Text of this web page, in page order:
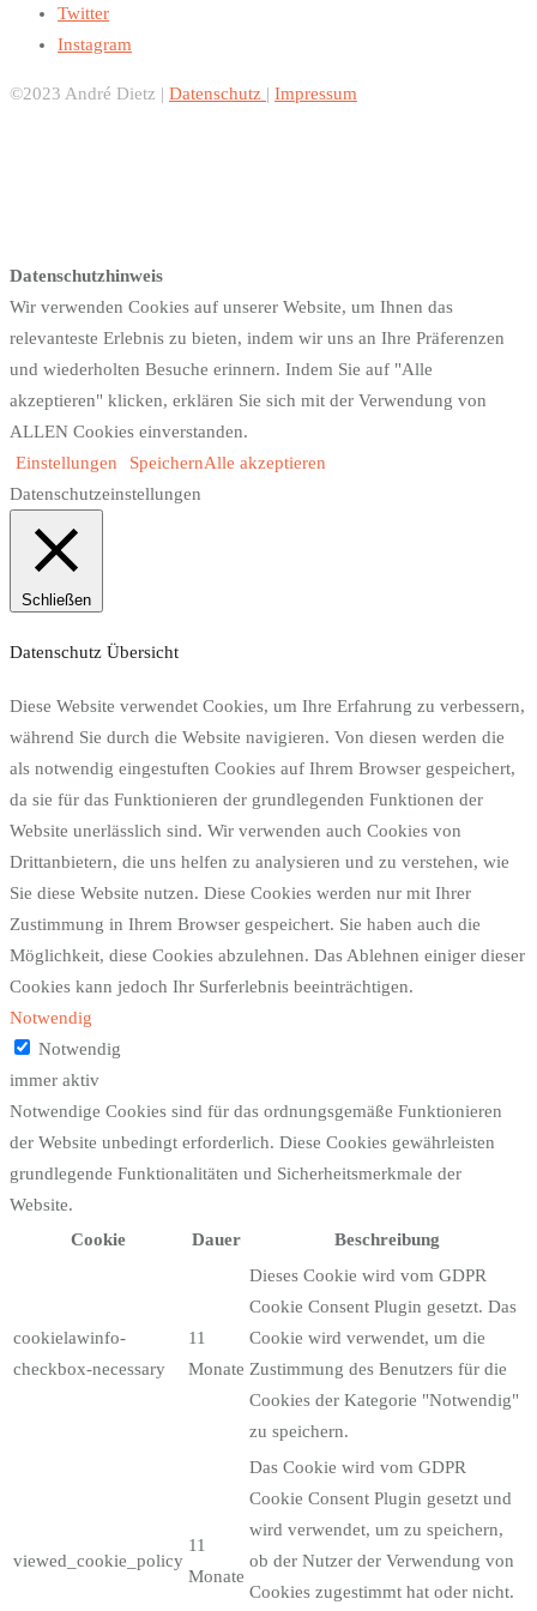
Twitter
Instagram
©2023 André Dietz | Datenschutz | Impressum
Datenschutzhinweis
Wir verwenden Cookies auf unserer Website, um Ihnen das
relevanteste Erlebnis zu bieten, indem wir uns an Ihre Präferenzen
und wiederholten Besuche erinnern. Indem Sie auf "Alle
akzeptieren" klicken, erklären Sie sich mit der Verwendung von
ALLEN Cookies einverstanden.
Einstellungen
SpeichernAlle akzeptieren
Datenschutzeinstellungen
Schließen
Datenschutz Übersicht
Diese Website verwendet Cookies, um Ihre Erfahrung zu verbessern,
während Sie durch die Website navigieren. Von diesen werden die
als notwendig eingestuften Cookies auf Ihrem Browser gespeichert,
da sie für das Funktionieren der grundlegenden Funktionen der
Website unerlässlich sind. Wir verwenden auch Cookies von
Drittanbietern, die uns helfen zu analysieren und zu verstehen, wie
Sie diese Website nutzen. Diese Cookies werden nur mit Ihrer
Zustimmung in Ihrem Browser gespeichert. Sie haben auch die
Möglichkeit, diese Cookies abzulehnen. Das Ablehnen einiger dieser
Cookies kann jedoch Ihr Surferlebnis beeinträchtigen.
Notwendig
Notwendig
immer aktiv
Notwendige Cookies sind für das ordnungsgemäße Funktionieren
der Website unbedingt erforderlich. Diese Cookies gewährleisten
grundlegende Funktionalitäten und Sicherheitsmerkmale der
Website.
Cookie
Dauer Beschreibung
cookielawinfo-
checkbox-necessary
11
Monate
Dieses Cookie wird vom GDPR
Cookie Consent Plugin gesetzt. Das
Cookie wird verwendet, um die
Zustimmung des Benutzers für die
Cookies der Kategorie "Notwendig"
zu speichern.
viewed_cookie_policy
11
Monate
Das Cookie wird vom GDPR
Cookie Consent Plugin gesetzt und
wird verwendet, um zu speichern,
ob der Nutzer der Verwendung von
Cookies zugestimmt hat oder nicht.